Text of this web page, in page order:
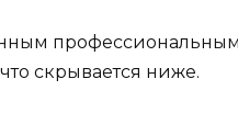
скрывается ниже.